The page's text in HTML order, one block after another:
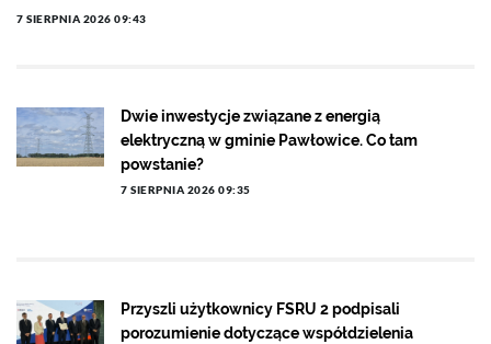
7 SIERPNIA 2026 09:43
Dwie inwestycje związane z energią
elektryczną w gminie Pawłowice. Co tam
powstanie?
7 SIERPNIA 2026 09:35
Przyszli użytkownicy FSRU 2 podpisali
porozumienie dotyczące współdzielenia